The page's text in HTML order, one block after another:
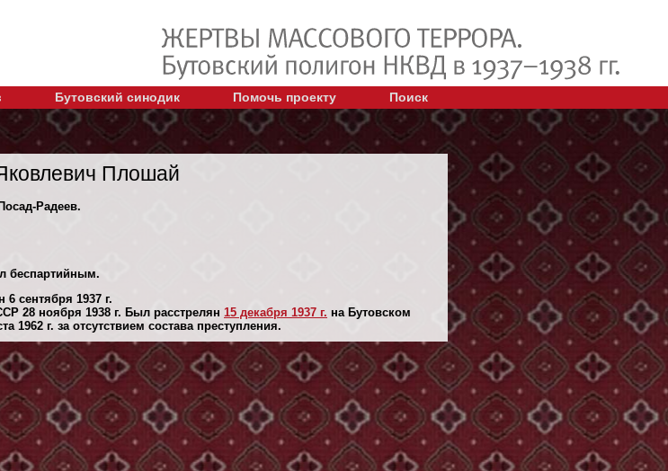
Бутовский синодик Помочь проекту Поиск
Плошай
Радеев.
беспартийным.
сентября 1937 г.
28 ноября 1938 г. Был расстрелян 15 декaбря 1937 г. на Бутовском
1962 г. за отсутствием состава преступления.